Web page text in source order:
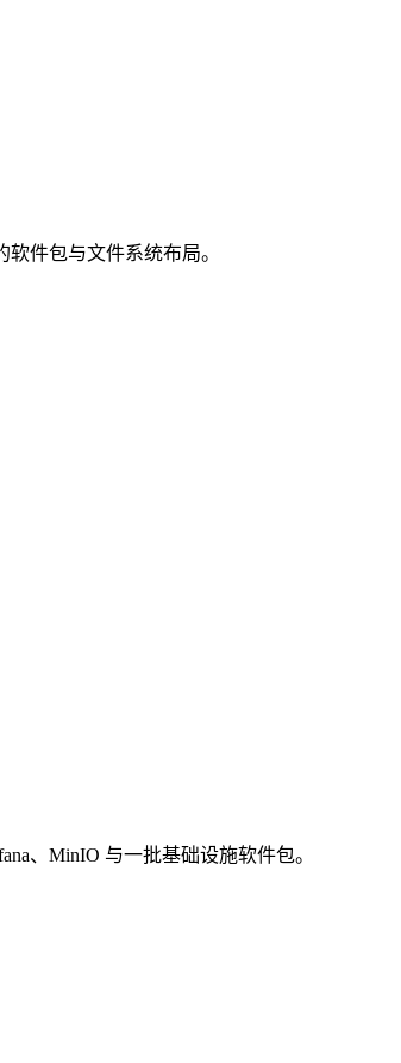
软件包与文件系统布局。
、MinIO 与一批基础设施软件包。